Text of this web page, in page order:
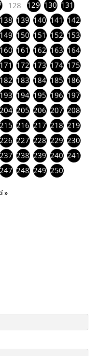
128 129 130 131
138 139 140 141 142
149 150 151 152 153
160 161 162 163 164
171 172 173 174 175
182 183 184 185 186
193 194 195 196 197
204 205 206 207 208
215 216 217 218 219
226 227 228 229 230
237 238 239 240 241
247 248 249 250
»